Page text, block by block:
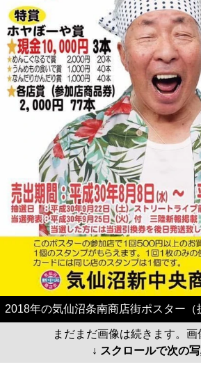
2018年の気仙沼条南商店街ポスター（
まだまだ画像は続きます。画
↓ スクロールで次の写